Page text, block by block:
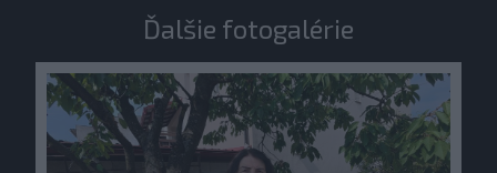
Ďalšie fotogalérie